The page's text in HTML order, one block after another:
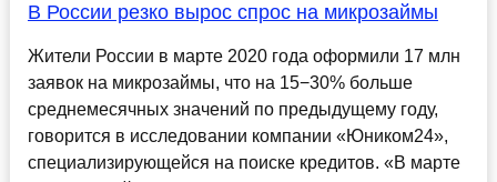
В России резко вырос спрос на микрозаймы
Жители России в марте 2020 года оформили 17 млн
заявок на микрозаймы, что на 15−30% больше
среднемесячных значений по предыдущему году,
говорится в исследовании компании «Юником24»,
специализирующейся на поиске кредитов. «В марте